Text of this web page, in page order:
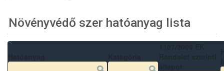
Növényvédő szer hatóanyag lista